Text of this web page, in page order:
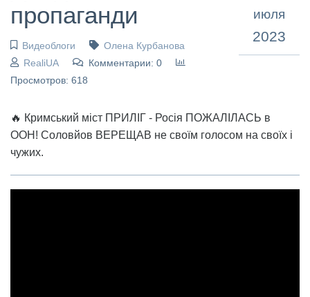
пропаганди
Видеоблоги
Олена Курбанова
RealiUA
Комментарии: 0
Просмотров: 618
июля
2023
🔥 Кримський міст ПРИЛІГ - Росія ПОЖАЛІЛАСЬ в
ООН! Соловйов ВЕРЕЩАВ не своїм голосом на своїх і
чужих.